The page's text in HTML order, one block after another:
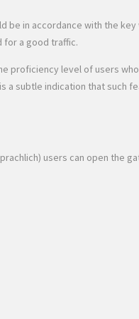
in accordance with the
for a good traffic.
proficiency level of users
subtle indication that such
users can open the